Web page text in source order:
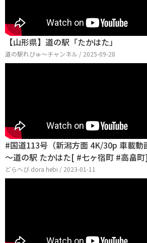
【山形県】道の駅「たかはた」
道の駅れびゅ〜チャンネル / 2025-09-28
#国道113号（新潟方面 4K/30p 車載動
～道の駅 たかはた[ #七ヶ宿町 #高畠町]
どらへび dora hebi / 2023-01-11